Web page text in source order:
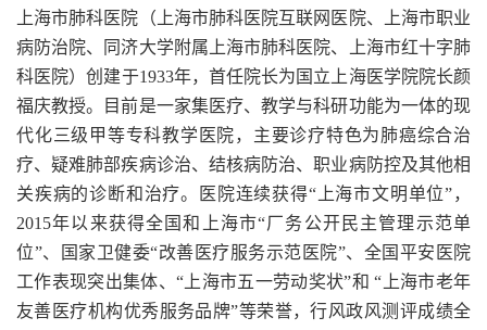
上海市肺科医院（上海市肺科医院互联网医院、上海市职业
病防治院、同济大学附属上海市肺科医院、上海市红十字肺
科医院）创建于1933年，首任院长为国立上海医学院院长颜
福庆教授。目前是一家集医疗、教学与科研功能为一体的现
代化三级甲等专科教学医院，主要诊疗特色为肺癌综合治
疗、疑难肺部疾病诊治、结核病防治、职业病防控及其他相
关疾病的诊断和治疗。医院连续获得“上海市文明单位”，
2015年以来获得全国和上海市“厂务公开民主管理示范单
位”、国家卫健委“改善医疗服务示范医院”、全国平安医院
工作表现突出集体、“上海市五一劳动奖状”和 “上海市老年
友善医疗机构优秀服务品牌”等荣誉，行风政风测评成绩全